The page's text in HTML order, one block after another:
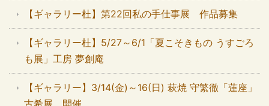
【ギャラリー杜】第22回私の手仕事展 作品募集
【ギャラリー杜】5/27～6/1「夏こそきもの うすごろ
も展」工房 夢創庵
【ギャラリー】3/14(金)～16(日) 萩焼 守繁徹「蓮座」